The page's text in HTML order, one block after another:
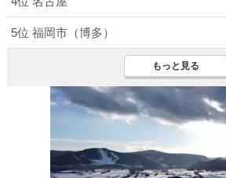
5位 福岡市（博多）
もっと見る